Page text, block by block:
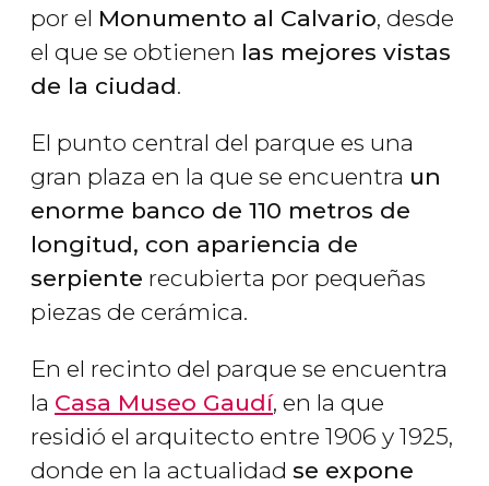
por el Monumento al Calvario, desde
el que se obtienen las mejores vistas
de la ciudad.
El punto central del parque es una
gran plaza en la que se encuentra un
enorme banco de 110 metros de
longitud, con apariencia de
serpiente recubierta por pequeñas
piezas de cerámica.
En el recinto del parque se encuentra
la Casa Museo Gaudí, en la que
residió el arquitecto entre 1906 y 1925,
donde en la actualidad se expone